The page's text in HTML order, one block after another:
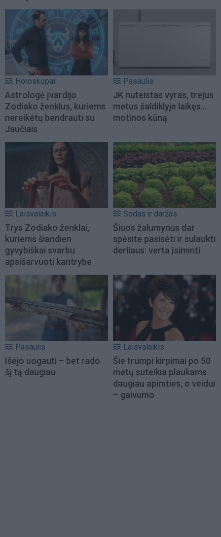
Horoskopai
Astrologė įvardijo
Zodiako ženklus, kuriems
nereikėtų bendrauti su
Jaučiais
Pasaulis
JK nuteistas vyras, trejus
metus šaldiklyje laikęs...
motinos kūną
Laisvalaikis
Trys Zodiako ženklai,
kuriems šiandien
gyvybiškai svarbu
apsišarvuoti kantrybe
Sodas ir daržas
Šiuos žalumynus dar
spėsite pasisėti ir sulaukti
derliaus: verta įsiminti
Pasaulis
Išėjo uogauti – bet rado
šį tą daugiau
Laisvalaikis
Šie trumpi kirpimai po 50
metų suteikia plaukams
daugiau apimties, o veidui
– gaivumo